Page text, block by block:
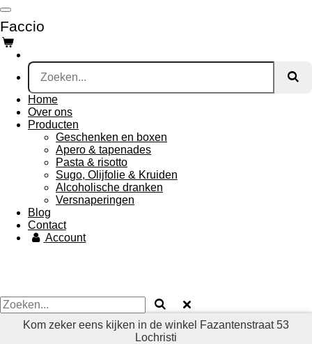
Ga
direct
naar
de
hoofdinhoud
Faccio
Home
Over ons
Producten
Geschenken en boxen
Apero & tapenades
Pasta & risotto
Sugo, Olijfolie & Kruiden
Alcoholische dranken
Versnaperingen
Blog
Contact
Account
Kom zeker eens kijken in de winkel Fazantenstraat 53
Lochristi